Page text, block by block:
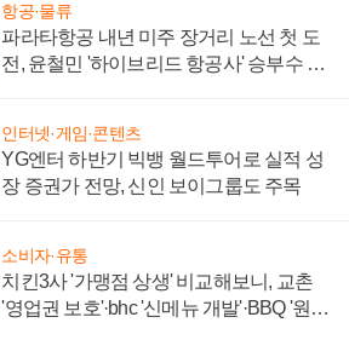
항공·물류
파라타항공 내년 미주 장거리 노선 첫 도
전, 윤철민 '하이브리드 항공사' 승부수 통
인터넷·게임·콘텐츠
YG엔터 하반기 빅뱅 월드투어로 실적 성
장 증권가 전망, 신인 보이그룹도 주목
소비자·유통
치킨3사 '가맹점 상생' 비교해보니, 교촌
'영업권 보호'·bhc '신메뉴 개발'·BBQ '원가